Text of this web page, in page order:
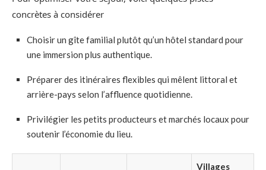
concrètes à considérer
Choisir un gîte familial plutôt qu’un hôtel standard pour
une immersion plus authentique.
Préparer des itinéraires flexibles qui mêlent littoral et
arrière-pays selon l’affluence quotidienne.
Privilégier les petits producteurs et marchés locaux pour
soutenir l’économie du lieu.
Villages